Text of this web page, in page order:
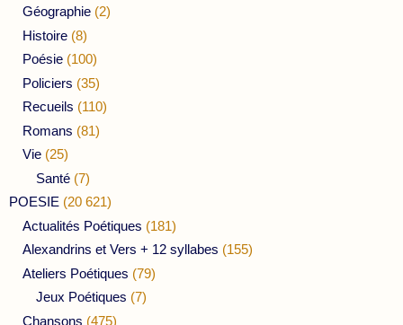
Géographie (2)
Histoire (8)
Poésie (100)
Policiers (35)
Recueils (110)
Romans (81)
Vie (25)
Santé (7)
POESIE (20 621)
Actualités Poétiques (181)
Alexandrins et Vers + 12 syllabes (155)
Ateliers Poétiques (79)
Jeux Poétiques (7)
Chansons (475)